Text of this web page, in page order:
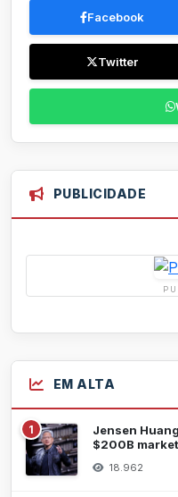
Facebook
Twitter
PUBLICIDADE
EM ALTA
1
Jensen
$200B
18.962